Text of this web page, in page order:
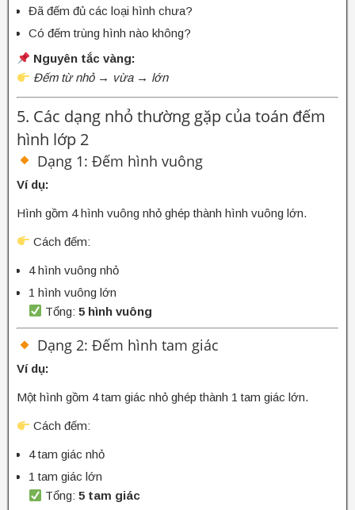
Đã đếm đủ các loại hình chưa?
Có đếm trùng hình nào không?
Nguyên tắc vàng:
Đếm từ nhỏ → vừa → lớn
5. Các dạng nhỏ thường gặp của toán đếm
hình lớp 2
Dạng 1: Đếm hình vuông
Ví dụ:
Hình gồm 4 hình vuông nhỏ ghép thành hình vuông lớn.
Cách đếm:
4 hình vuông nhỏ
1 hình vuông lớn
Tổng:5 hình vuông
Dạng 2: Đếm hình tam giác
Ví dụ:
Một hình gồm 4 tam giác nhỏ ghép thành 1 tam giác lớn.
Cách đếm:
4 tam giác nhỏ
1 tam giác lớn
Tổng:5 tam giác